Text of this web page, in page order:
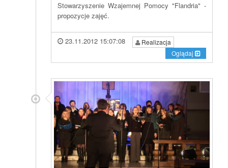
Stowarzyszenie Wzajemnej Pomocy "Flandria" -
propozycje zajęć.
23.11.2012 15:07:08
Realizacja
Oglądaj